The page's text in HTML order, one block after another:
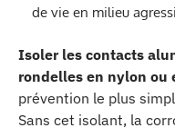
de vie en milieu
Isoler les contacts
rondelles en nylon ou
prévention le plus
Sans cet isolant, la